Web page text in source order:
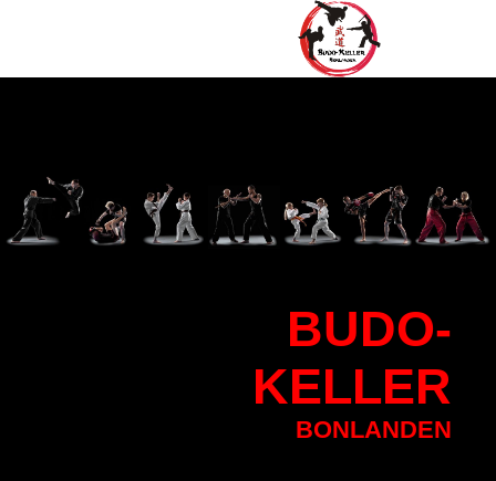
BUDO-
KELLER
BONLANDEN